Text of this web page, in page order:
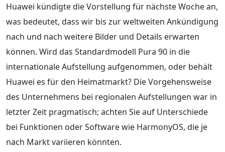
Huawei kündigte die Vorstellung für nächste Woche an,
was bedeutet, dass wir bis zur weltweiten Ankündigung
nach und nach weitere Bilder und Details erwarten
können. Wird das Standardmodell Pura 90 in die
internationale Aufstellung aufgenommen, oder behält
Huawei es für den Heimatmarkt? Die Vorgehensweise
des Unternehmens bei regionalen Aufstellungen war in
letzter Zeit pragmatisch; achten Sie auf Unterschiede
bei Funktionen oder Software wie HarmonyOS, die je
nach Markt variieren könnten.